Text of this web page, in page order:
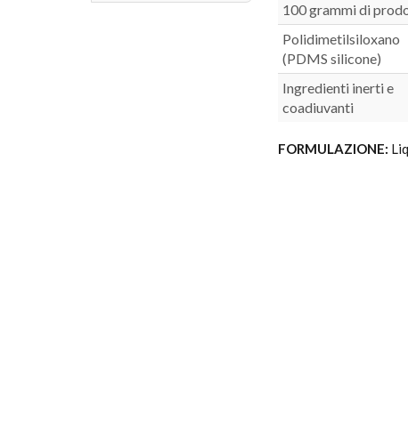
100 grammi di
Polidimetilsiloxano
(PDMS silicone)
Ingredienti inerti e
coadiuvanti
FORMULAZIONE: